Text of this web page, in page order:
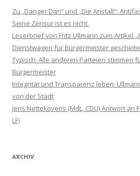
Zu „Danger Dan“ und „Die Anstalt“:
Seine Zensur ist es nicht.
Leserbrief von Fritz Ullmann zum Artikel
Dienstwagen für Bürgermeister
Typisch: Alle anderen Parteien stimmen
Bürgermeister
Integrität und Transparenz leben:
von der Stadt
Jens Nettekovens (MdL, CDU) Antwort an
LF)
ARCHIV